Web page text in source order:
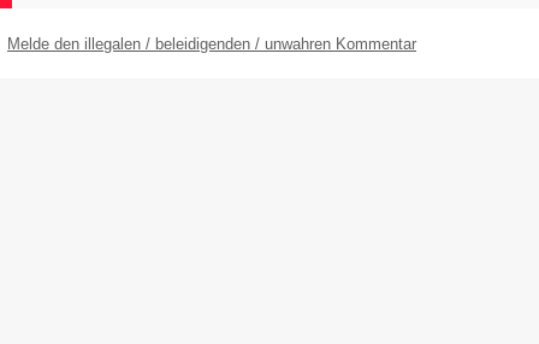
Melde den illegalen / beleidigenden / unwahren Kommentar